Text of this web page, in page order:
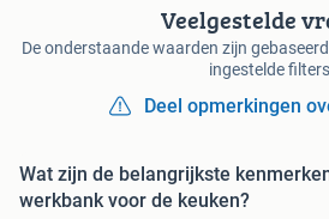
Veelgestelde
De onderstaande waarden zijn
ingestelde filters
Deel opmerkingen
Wat zijn de belangrijkste
werkbank voor de keuken?